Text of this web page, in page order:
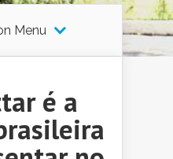
Menu
é a